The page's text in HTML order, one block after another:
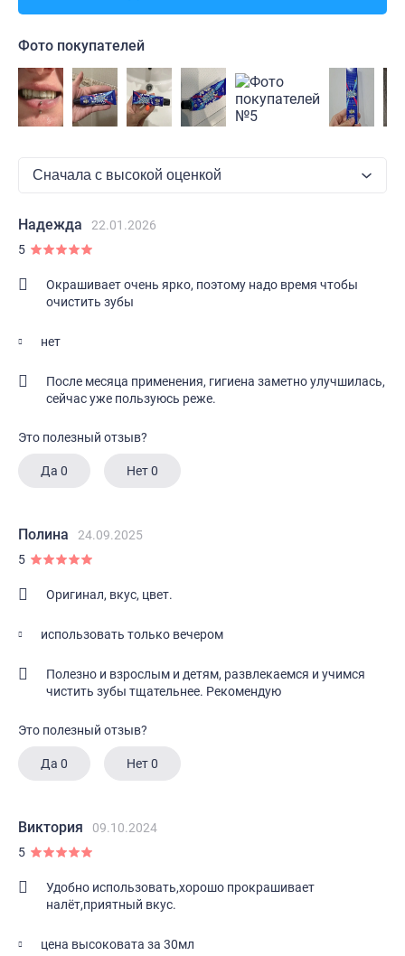
Фото покупателей
Надежда
22.01.2026
5
Окрашивает очень ярко, поэтому надо время чтобы
очистить зубы
нет
После месяца применения, гигиена заметно улучшилась,
сейчас уже пользуюсь реже.
Это полезный отзыв?
Да 0 Нет0
Полина
24.09.2025
5
Оригинал, вкус, цвет.
использовать только вечером
Полезно и взрослым и детям, развлекаемся и учимся
чистить зубы тщательнее. Рекомендую
Это полезный отзыв?
Да 0 Нет0
Виктория
09.10.2024
5
Удобно использовать,хорошо прокрашивает
налёт,приятный вкус.
цена высоковата за 30мл